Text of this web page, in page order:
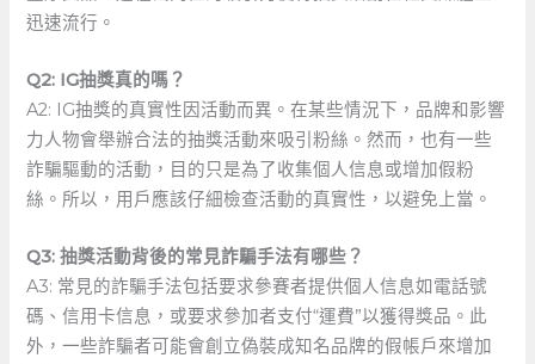
迅速流行。
Q2: IG抽獎真的嗎？
A2: IG抽獎的真實性因活動而異。在某些情況下，品牌和影響
力人物會舉辦合法的抽獎活動來吸引粉絲。然而，也有一些
詐騙驅動的活動，目的只是為了收集個人信息或增加假粉
絲。所以，用戶應該仔細檢查活動的真實性，以避免上當。
Q3: 抽獎活動背後的常見詐騙手法有哪些？
A3: 常見的詐騙手法包括要求參賽者提供個人信息如電話號
碼、信用卡信息，或要求參加者支付“運費”以獲得獎品。此
外，一些詐騙者可能會創立偽裝成知名品牌的假帳戶來增加